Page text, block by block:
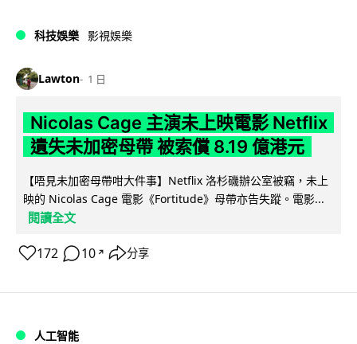
科技娛樂 影視娛樂
Lawton 1 日
Nicolas Cage 主演未上映電影 Netflix
遺失未加密母帶 被索償 8.19 億港元
【唔見未加密母帶咁大件事】Netflix 洛杉磯辦公室被竊，未上
映的 Nicolas Cage 電影《Fortitude》母帶亦告失蹤。電影...
閱讀全文
172 10 ↗ 分享
人工智能